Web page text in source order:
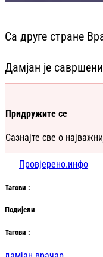
Са друге стране
Дамјан је
Придружите се
Сазнајте све о
Провјерено.инфо
Тагови :
Подијели
Тагови :